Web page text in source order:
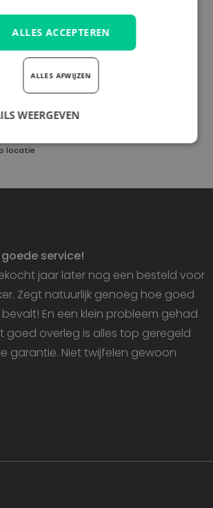
14001 gecertificeerd
locatie
service!
jaar later nog een besteld voor
Zegt natuurlijk genoeg hoe goed
En een klein probleem gehad
goed overleg is alles top geregeld
garantie. Niet twijfelen gewoon
ALLES ACCEPTEREN
ALLES AFWIJZEN
WEERGEVEN
Prestatie Targeting
Prestatie
Targeting
Functioneel
cookies maken de
en accountbeheer. De
.youtube.com